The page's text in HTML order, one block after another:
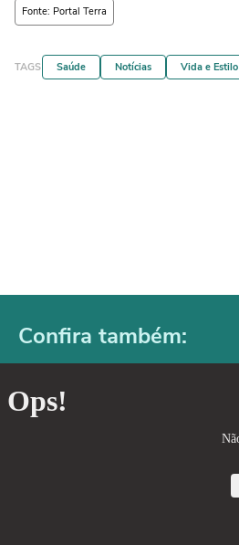
Fonte: Portal Terra
TAGS Saúde Notícias Vida e Estilo
Confira também: